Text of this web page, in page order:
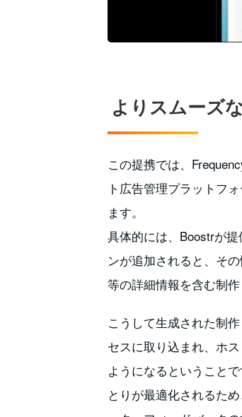
よりスムーズ
この提携では、
ト広告管理プラットフ
ます。
具体的には、Boostrが
ンが追加されると、そ
等の詳細情報を含む制
こうして生成された制
セスに取り込まれ、ホ
ようになるということ
とりが最適化されるた